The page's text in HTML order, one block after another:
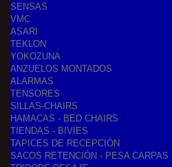
SENSAS
VMC
ASARI
TEKLON
YOKOZUNA
ANZUELOS MONTADOS
ALARMAS
TENSORES
SILLAS-CHAIRS
HAMACAS - BED CHAIRS
TIENDAS - BIVIES
TAPICES DE RECEPCIÓN
SACOS RETENCIÓN - PESA CARPAS